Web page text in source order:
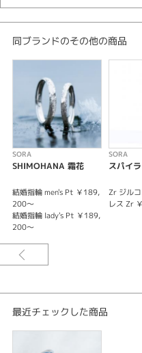
性別
デザインテイスト
セットリング 個性的
紹介文
SORA【SUIU】翠雨
初夏の青葉色に染まって煌めく雫
とした鮮やかな翠色と並んだメレ
す。
SORA 【HITOSHIZUKU】一雫
未来の姿を重ねています。
□ ジルコニウム ￥196,900～
同ブランドのその他の商品
SORA
SHIMOHANA 霜花
結婚指輪 men's Pt ￥189,
200～
結婚指輪 lady's Pt ￥189,
200～
SORA
スパイラ
Zr ジル
レス Zr
最近チェックした商品